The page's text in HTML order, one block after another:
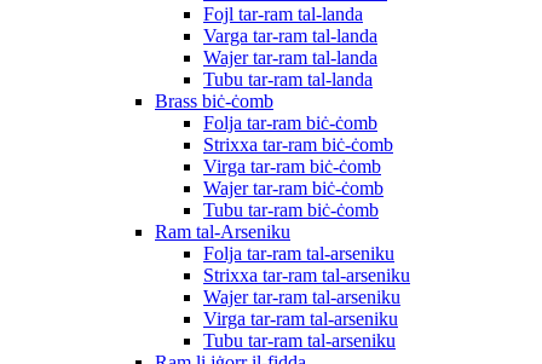
Fojl tar-ram tal-landa
Varga tar-ram tal-landa
Wajer tar-ram tal-landa
Tubu tar-ram tal-landa
Brass biċ-ċomb
Folja tar-ram biċ-ċomb
Strixxa tar-ram biċ-ċomb
Virga tar-ram biċ-ċomb
Wajer tar-ram biċ-ċomb
Tubu tar-ram biċ-ċomb
Ram tal-Arseniku
Folja tar-ram tal-arseniku
Strixxa tar-ram tal-arseniku
Wajer tar-ram tal-arseniku
Virga tar-ram tal-arseniku
Tubu tar-ram tal-arseniku